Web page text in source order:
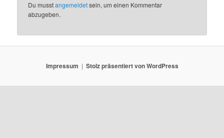
Du musstangemeldetsein, um einen Kommentar
abzugeben.
Impressum Stolz präsentiert von WordPress